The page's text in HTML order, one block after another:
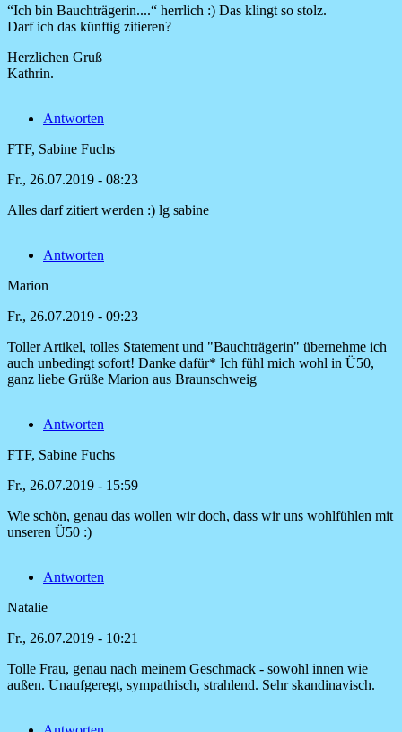
“Ich bin Bauchträgerin....“ herrlich :) Das klingt so stolz.
Darf ich das künftig zitieren?
Herzlichen Gruß
Kathrin.
Antworten
FTF, Sabine Fuchs
Fr., 26.07.2019 - 08:23
wunderschöne
von
Alles darf zitiert werden :) lg sabine
Antworten
Marion
Fr., 26.07.2019 - 09:23
Toller Artikel, tolles Statement und "Bauchträgerin" übernehme ich
auch unbedingt sofort! Danke dafür* Ich fühl mich wohl in Ü50,
ganz liebe Grüße Marion aus Braunschweig
Antworten
FTF, Sabine Fuchs
Fr., 26.07.2019 - 15:59
Antwort
Artikel,
von
Wie schön, genau das wollen wir doch, dass wir uns wohlfühlen mit
unseren Ü50 :)
Antworten
Natalie
Fr., 26.07.2019 - 10:21
Tolle Frau, genau nach meinem Geschmack - sowohl innen wie
außen. Unaufgeregt, sympathisch, strahlend. Sehr skandinavisch.